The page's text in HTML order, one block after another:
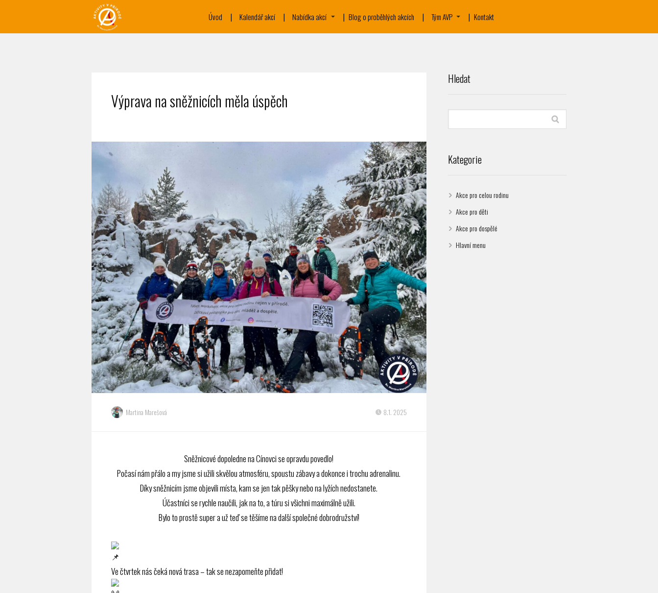
Úvod Kalendář akcí Nabídka akcí Blog o proběhlých akcích Tým AVP Kontakt
Výprava na sněžnicích měla úspěch
Martina Marešová 8.1. 2025
Sněžnicové dopoledne na Cínovci se opravdu povedlo!
Počasí nám přálo a my jsme si užili skvělou atmosféru, spoustu zábavy a dokonce i trochu adrenalinu.
Díky sněžnicím jsme objevili místa, kam se jen tak pěšky nebo na lyžích nedostanete.
Účastníci se rychle naučili, jak na to, a túru si všichni maximálně užili.
Bylo to prostě super a už teď se těšíme na další společné dobrodružství!
Ve čtvrtek nás čeká nová trasa – tak se nezapomeňte přidat!
Hledat
Kategorie
Akce pro celou rodinu
Akce pro děti
Akce pro dospělé
Hlavní menu